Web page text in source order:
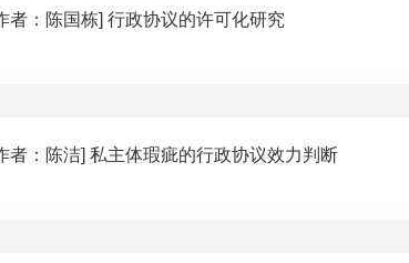
[作者：陈国栋] 行政协议的许可化研究
[作者：陈洁] 私主体瑕疵的行政协议效力判断